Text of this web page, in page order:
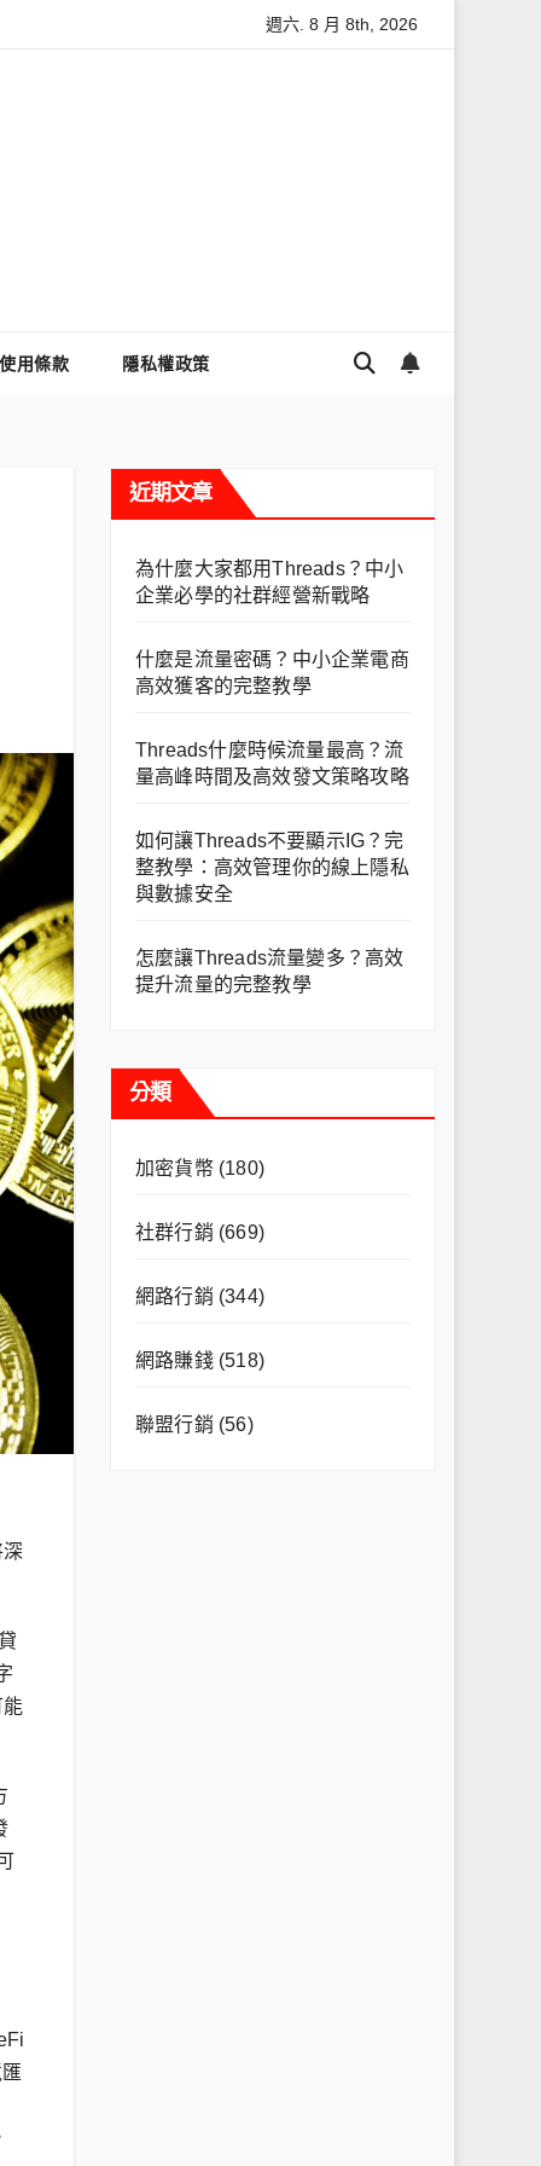
麼讓Threads流量變多？高效提升流量的完整教學
週六. 8 月 8th, 2026
使用條款 隱私權政策
深
近期文章
為什麼大家都用Threads？中小
企業必學的社群經營新戰略
什麼是流量密碼？中小企業電商
高效獲客的完整教學
Threads什麼時候流量最高？流
量高峰時間及高效發文策略攻略
如何讓Threads不要顯示IG？完
整教學：高效管理你的線上隱私
與數據安全
怎麼讓Threads流量變多？高效
提升流量的完整教學
分類
加密貨幣(180)
社群行銷 (669)
網路行銷 (344)
網路賺錢(518)
聯盟行銷 (56)